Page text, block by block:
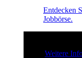
Entdecken
Jobbörse.
Weitere